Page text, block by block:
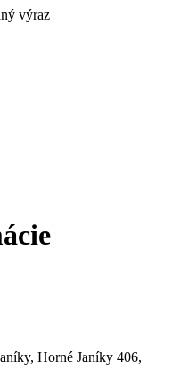
výraz
Horné Janíky 406,